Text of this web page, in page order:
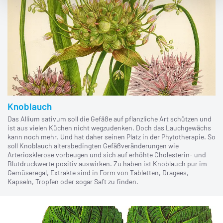
Knoblauch
Das Allium sativum soll die Gefäße auf pflanzliche Art schützen und
ist aus vielen Küchen nicht wegzudenken. Doch das Lauchgewächs
kann noch mehr. Und hat daher seinen Platz in der Phytotherapie. So
soll Knoblauch altersbedingten Gefäßveränderungen wie
Arteriosklerose vorbeugen und sich auf erhöhte Cholesterin- und
Blutdruckwerte positiv auswirken. Zu haben ist Knoblauch pur im
Gemüseregal, Extrakte sind in Form von Tabletten, Dragees,
Kapseln, Tropfen oder sogar Saft zu finden.